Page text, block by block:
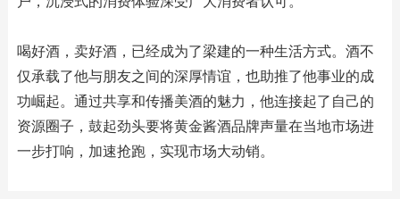
喝好酒，卖好酒，已经成为了梁建的一种生活方式。酒不
仅承载了他与朋友之间的深厚情谊，也助推了他事业的成
功崛起。通过共享和传播美酒的魅力，他连接起了自己的
资源圈子，鼓起劲头要将黄金酱酒品牌声量在当地市场进
一步打响，加速抢跑，实现市场大动销。